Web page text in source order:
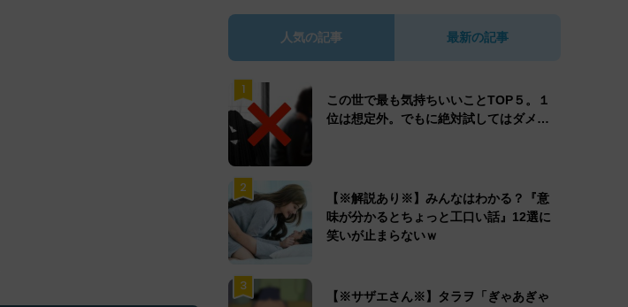
人気の記事 最新の記事
1
この世で最も気持ちいいことTOP５。１
位は想定外。でもに絶対試してはダメ…
2
【※解説あり※】みんなはわかる？『意
味が分かるとちょっと工口い話』12選に
笑いが止まらないｗ
3
【※サザエさん※】タラヲ「ぎゃあぎゃ